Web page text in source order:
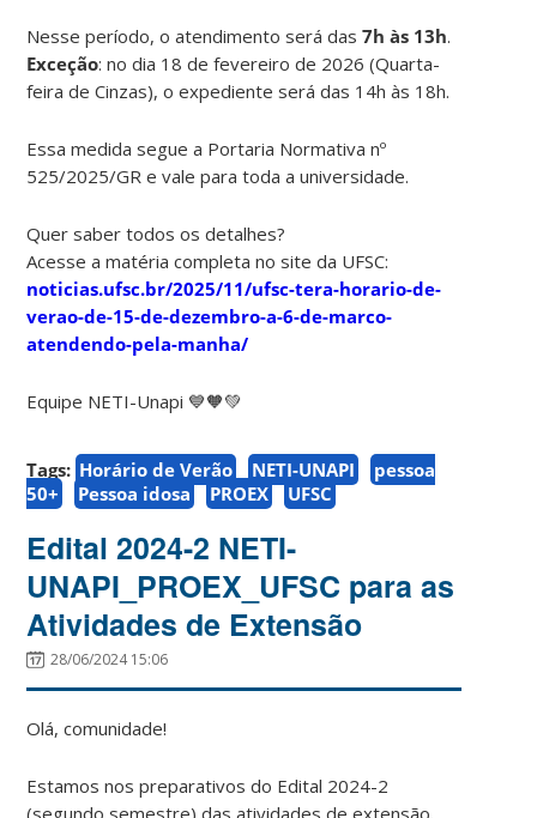
Nesse período, o atendimento será das7h às 13h.
Exceção: no dia 18 de fevereiro de 2026 (Quarta-
feira de Cinzas), o expediente será das 14h às 18h.
Essa medida segue a Portaria Normativa nº
525/2025/GR e vale para toda a universidade.
Quer saber todos os detalhes?
Acesse a matéria completa no site da UFSC:
noticias.ufsc.br/2025/11/ufsc-tera-horario-de-
verao-de-15-de-dezembro-a-6-de-marco-
atendendo-pela-manha/
Equipe NETI-Unapi 💙🧡💚
Tags: Horário de Verão NETI-UNAPI
pessoa
50+
Pessoa idosa PROEX UFSC
Edital 2024-2 NETI-
UNAPI_PROEX_UFSC para as
Atividades de Extensão
28/06/2024 15:06
Olá, comunidade!
Estamos nos preparativos do Edital 2024-2
(segundo semestre) das atividades de extensão.